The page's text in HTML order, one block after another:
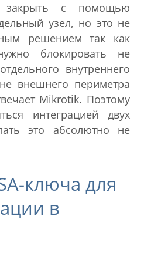
закрыть с помощью
узел, но это не
решением так как
блокировать не
внутреннего
внешнего периметра
Mikrotik. Поэтому
интеграцией двух
это абсолютно не
ключа для
в